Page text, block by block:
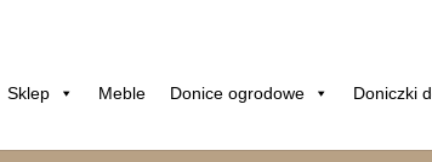
Sklep Meble Donice ogrodowe Doniczki